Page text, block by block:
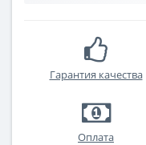
Гарантия качества
Оплата